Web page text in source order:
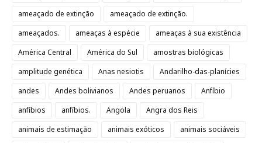
ameaçado de extinção
ameaçado de extinção.
ameaçados.
ameaças à espécie
ameaças à sua existência
América Central
América do Sul
amostras biológicas
amplitude genética
Anas nesiotis
Andarilho-das-planícies
andes
Andes bolivianos Andes peruanos
Anfíbio
anfíbios
anfíbios. Angola
Angra dos Reis
animais de estimação
animais exóticos
animais sociáveis